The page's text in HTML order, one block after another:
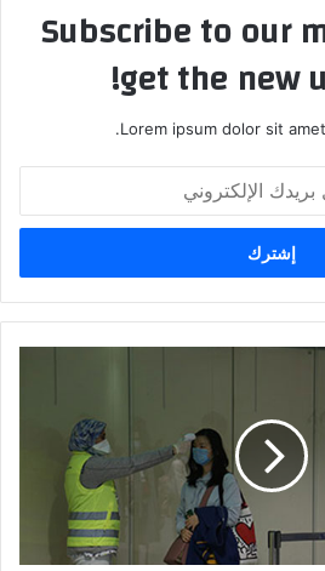
Subscribe to our
get the new
Lorem ipsum dolor sit